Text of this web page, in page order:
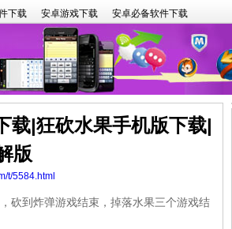
下载 安卓游戏下载 安卓必备软件下载
载|狂砍水果手机版下载|
版
t/5584.html
到炸弹游戏结束，掉落水果三个游戏结